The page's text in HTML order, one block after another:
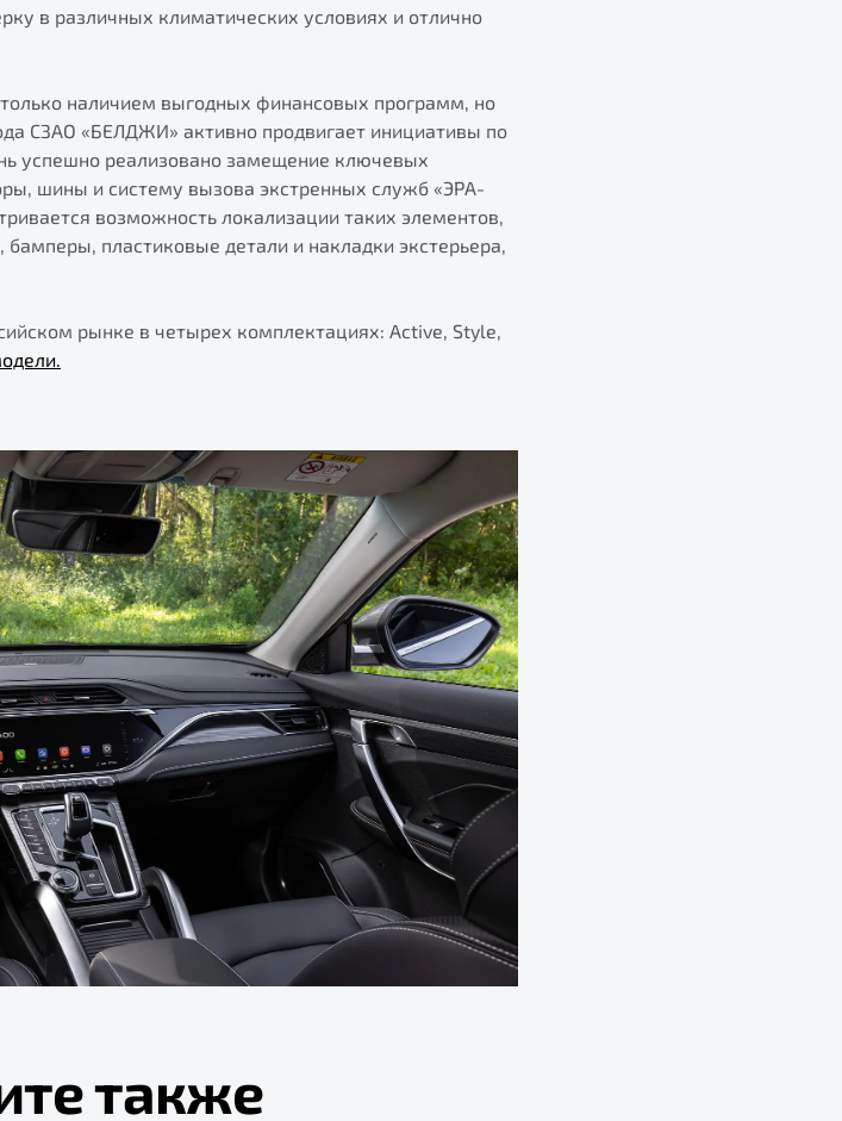
в различных климатических условиях и отлично
наличием выгодных финансовых программ, но
СЗАО «БЕЛДЖИ» активно продвигает инициативы по
успешно реализовано замещение ключевых
шины и систему вызова экстренных служб «ЭРА-
возможность локализации таких элементов,
пластиковые детали и накладки экстерьера,
рынке в четырех комплектациях: Active, Style,
также